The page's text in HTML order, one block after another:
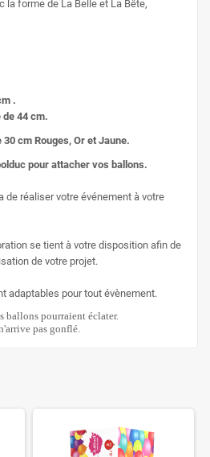
la forme de La Belle et La Bête,
.
de 44 cm.
cm Rouges, Or et Jaune.
pour attacher vos ballons.
de réaliser votre événement à votre
se tient à votre disposition afin de
de votre projet.
adaptables pour tout évènement.
ballons pourraient éclater.
pas gonflé.